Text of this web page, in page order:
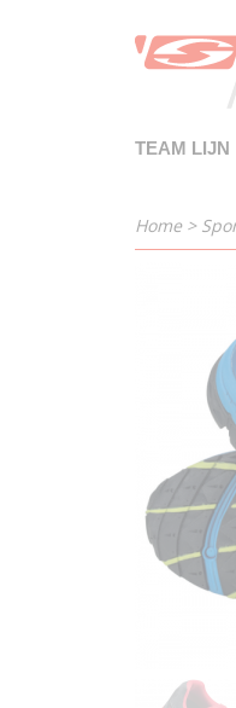
TEAM LIJN
Home>